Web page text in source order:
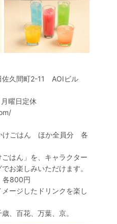
佐久間町2-11 AOIビル
曜日定休
けごはん ほか全員分 各
はん」を、キャラクター
お楽しみいただけます。
800円
ージしたドリンクを楽し
、百花、万葉、京。